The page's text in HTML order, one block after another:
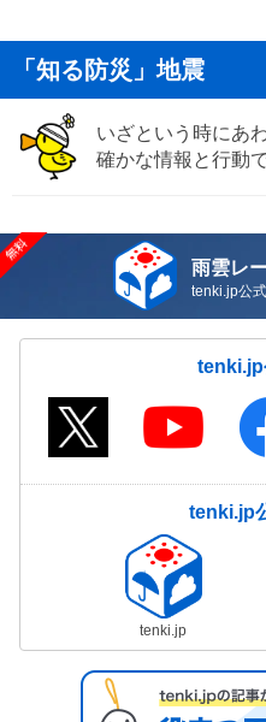
「知る防災」地震
いざという時にあ
確かな情報と行動
雨雲レ
tenki.jp公
tenki.jp
tenki.jp
tenki.jp